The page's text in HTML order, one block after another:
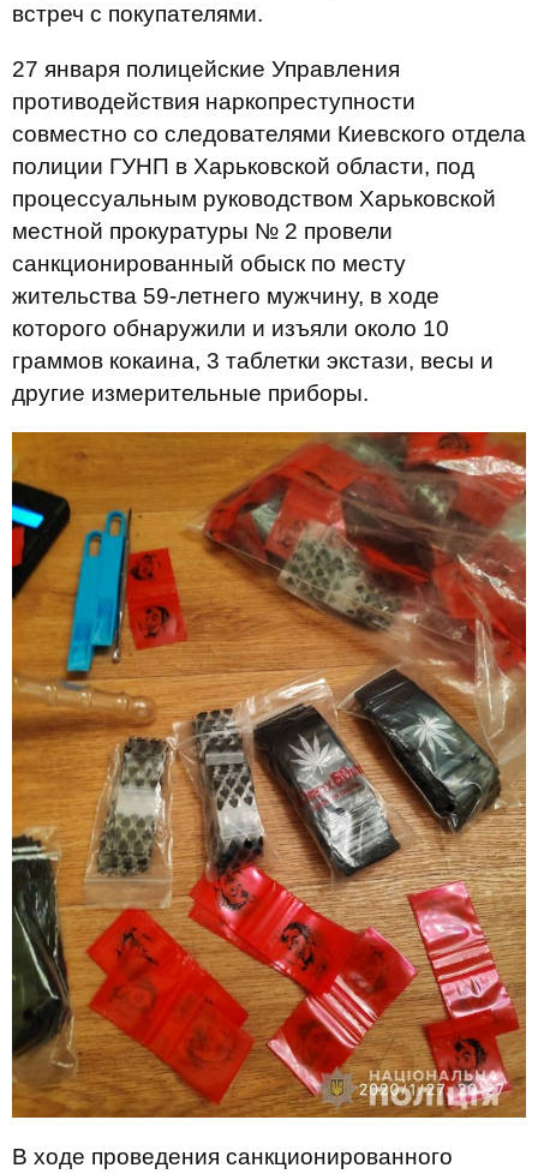
встреч с покупателями.
27 января полицейские Управления
противодействия наркопреступности
совместно со следователями Киевского отдела
полиции ГУНП в Харьковской области, под
процессуальным руководством Харьковской
местной прокуратуры № 2 провели
санкционированный обыск по месту
жительства 59-летнего мужчину, в ходе
которого обнаружили и изъяли около 10
граммов кокаина, 3 таблетки экстази, весы и
другие измерительные приборы.
В ходе проведения санкционированного